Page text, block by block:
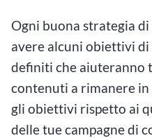
Ogni buona strategia
avere alcuni obiettivi
definiti che aiuteranno
contenuti a rimanere
gli obiettivi rispetto ai
delle tue campagne di